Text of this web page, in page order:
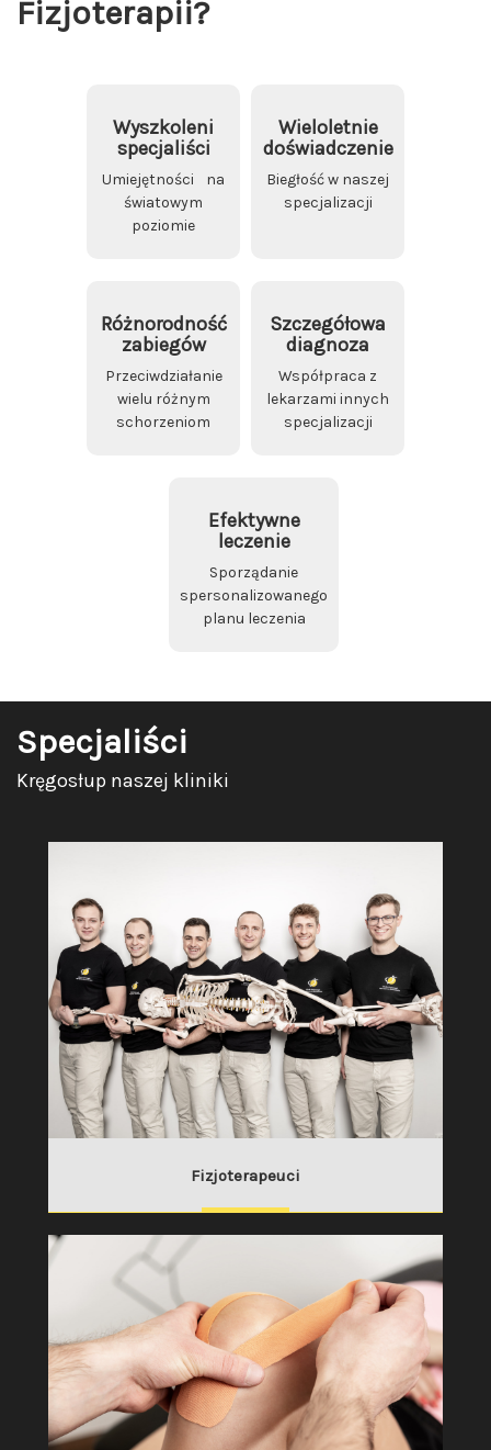
Fizjoterapii?
Wyszkoleni
specjaliści
Umiejętności na
światowym
poziomie
Wieloletnie
doświadczenie
Biegłość w naszej
specjalizacji
Różnorodność
zabiegów
Przeciwdziałanie
wielu różnym
schorzeniom
Szczegółowa
diagnoza
Współpraca z
lekarzami innych
specjalizacji
Efektywne
leczenie
Sporządanie
spersonalizowanego
planu leczenia
Specjaliści
Kręgosłup naszej kliniki
Fizjoterapeuci